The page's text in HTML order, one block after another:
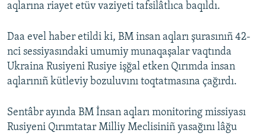
aqlarına riayet etüv vaziyeti tafsilâtlıca baqıldı.
Daa evel haber etildi ki, BM insan aqları şurasınıñ 42-
nci sessiyasındaki umumiy munaqaşalar vaqtında
Ukraina Rusiyeni Rusiye işğal etken Qırımda insan
aqlarınıñ kütleviy bozuluvını toqtatmasına çağırdı.
Sentâbr ayında BM İnsan aqları monitoring missiyası
Rusiyeni Qırımtatar Milliy Meclisiniñ yasağını lâğu